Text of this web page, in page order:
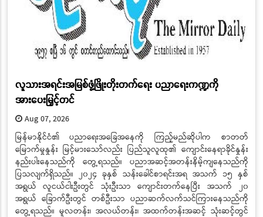
လူသားအရင်းအမြစ်ဖွံ့ဖြိုးတိုးတက်ရေး ပညာရေးကဏ္ဍကို
အားပေးမြှင့်တင်
Aug 07, 2026
​​​​​​​မြန်မာနိုင်ငံ၏ ပညာရေးအခြေအနေကို ကြည့်မည်ဆိုပါက စာတတ်
မြောက်မှုနှုန်း မြင့်မားသော်လည်း ပြည်သူလူထု၏ ကျောင်းနေရာခိုင်နှုန်း
နည်းပါးနေသည်ကို တွေ့ရသည်။ ပညာအဆင့်အတန်းနိမ့်ကျနေသည်ကို
ပြသလျက်ရှိသည်။ ၂၀၂၄ ခုနှစ် သန်းခေါင်စာရင်းအရ အသက် ၁၅ နှစ်
အရွယ် လူငယ်ငါးဦးတွင် သုံးဦးသာ ကျောင်းတက်နေပြီး အသက် ၂၀
အရွယ် ခြောက်ဦးတွင် တစ်ဦးသာ ပညာဆက်လက်သင်ကြားနေသည်ကို
တွေ့ရသည်။ မူလတန်း၊ အလယ်တန်း၊ အထက်တန်းအဆင့် သုံးဆင့်တွင်